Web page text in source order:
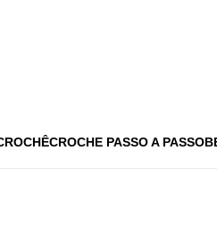
CROCHE PASSO A PASSO